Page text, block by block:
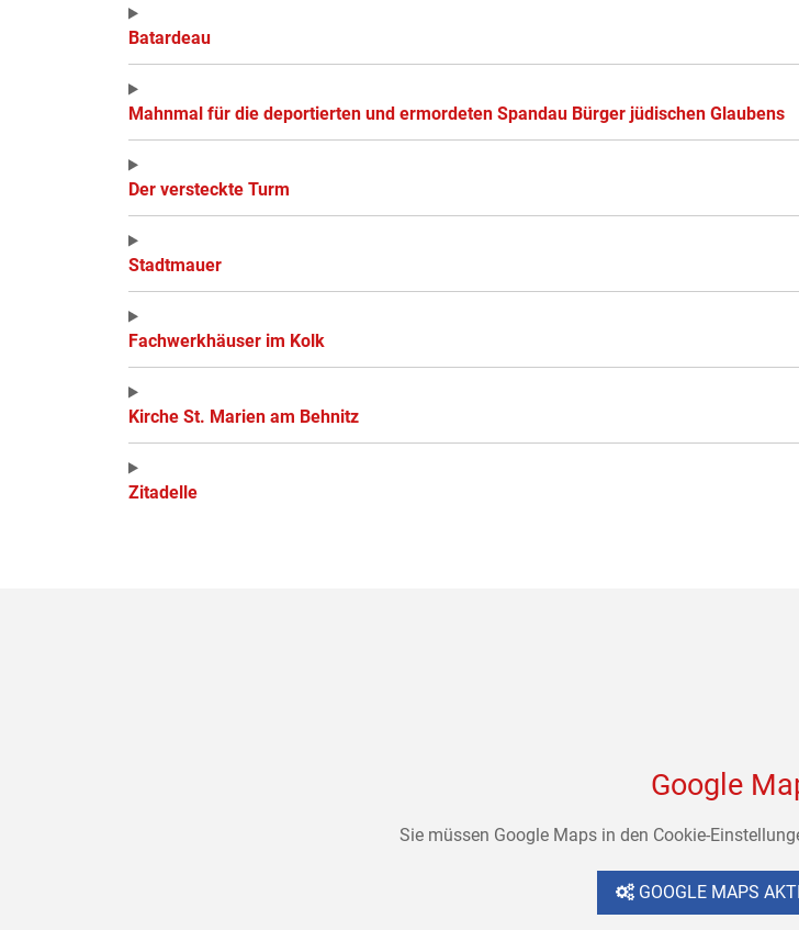
Batardeau
Mahnmal für die deportierten und ermordeten Spandau Bürger jüdischen Glaubens
Der versteckte Turm
Stadtmauer
Fachwerkhäuser im Kolk
Kirche St. Marien am Behnitz
Zitadelle
Google
Sie müssen Google Maps in den Cookie-
GOOGLE MAPS